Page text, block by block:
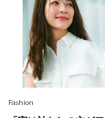
「
上
【
Fashion